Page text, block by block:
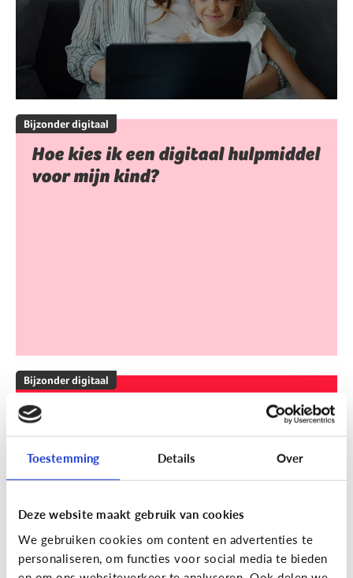
Toestemming Details Over
Deze website maakt gebruik van cookies
We gebruiken cookies om content en advertenties te
personaliseren, om functies voor social media te bieden
Bijzonder digitaal
Hoe kies ik een digitaal hulpmiddel
voor mijn kind?
Bijzonder digitaal
Mijn kind is slechthorend of doof.
Welke apps of toepassingen
kunnen helpen?